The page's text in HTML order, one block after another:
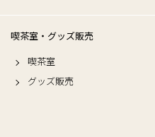
喫茶室・グッズ販売
喫茶室
グッズ販売